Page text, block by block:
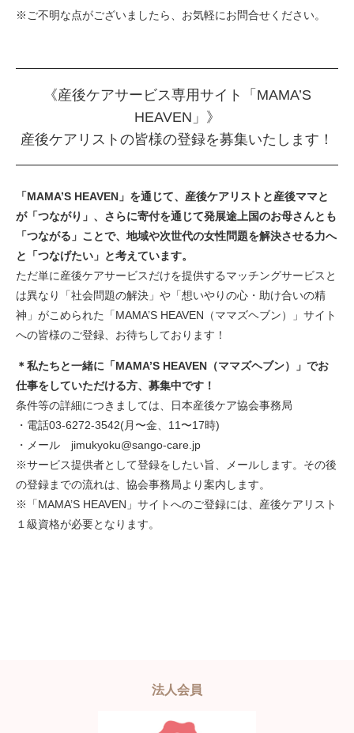
※ご不明な点がございましたら、お気軽にお問合せください。
《産後ケアサービス専用サイト「MAMA’S
HEAVEN」》
産後ケアリストの皆様の登録を募集いたします！
「MAMA’S HEAVEN」を通じて、産後ケアリストと産後ママと
が「つながり」、さらに寄付を通じて発展途上国のお母さんとも
「つながる」ことで、地域や次世代の女性問題を解決させる力へ
と「つなげたい」と考えています。
ただ単に産後ケアサービスだけを提供するマッチングサービスと
は異なり「社会問題の解決」や「想いやりの心・助け合いの精
神」がこめられた「MAMA’S HEAVEN（ママズヘブン）」サイト
への皆様のご登録、お待ちしております！
＊私たちと一緒に「MAMA’S HEAVEN（ママズヘブン）」でお
仕事をしていただける方、募集中です！
条件等の詳細につきましては、日本産後ケア協会事務局
・電話03-6272-3542(月〜金、11〜17時)
・メール jimukyoku@sango-care.jp
※サービス提供者として登録をしたい旨、メールします。その後
の登録までの流れは、協会事務局より案内します。
※「MAMA’S HEAVEN」サイトへのご登録には、産後ケアリスト
１級資格が必要となります。
法人会員